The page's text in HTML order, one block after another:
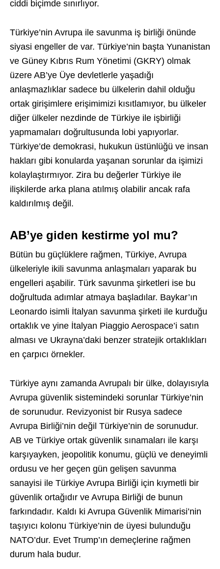
ciddi biçimde sınırlıyor.
Türkiye’nin Avrupa ile savunma iş birliği önünde
siyasi engeller de var. Türkiye’nin başta Yunanistan
ve Güney Kıbrıs Rum Yönetimi (GKRY) olmak
üzere AB’ye Üye devletlerle yaşadığı
anlaşmazlıklar sadece bu ülkelerin dahil olduğu
ortak girişimlere erişimimizi kısıtlamıyor, bu ülkeler
diğer ülkeler nezdinde de Türkiye ile işbirliği
yapmamaları doğrultusunda lobi yapıyorlar.
Türkiye’de demokrasi, hukukun üstünlüğü ve insan
hakları gibi konularda yaşanan sorunlar da işimizi
kolaylaştırmıyor. Zira bu değerler Türkiye ile
ilişkilerde arka plana atılmış olabilir ancak rafa
kaldırılmış değil.
AB’ye giden kestirme yol mu?
Bütün bu güçlüklere rağmen, Türkiye, Avrupa
ülkeleriyle ikili savunma anlaşmaları yaparak bu
engelleri aşabilir. Türk savunma şirketleri ise bu
doğrultuda adımlar atmaya başladılar. Baykar’ın
Leonardo isimli İtalyan savunma şirketi ile kurduğu
ortaklık ve yine İtalyan Piaggio Aerospace’i satın
alması ve Ukrayna’daki benzer stratejik ortaklıkları
en çarpıcı örnekler.
Türkiye aynı zamanda Avrupalı bir ülke, dolayısıyla
Avrupa güvenlik sistemindeki sorunlar Türkiye’nin
de sorunudur. Revizyonist bir Rusya sadece
Avrupa Birliği’nin değil Türkiye’nin de sorunudur.
AB ve Türkiye ortak güvenlik sınamaları ile karşı
karşıyayken, jeopolitik konumu, güçlü ve deneyimli
ordusu ve her geçen gün gelişen savunma
sanayisi ile Türkiye Avrupa Birliği için kıymetli bir
güvenlik ortağıdır ve Avrupa Birliği de bunun
farkındadır. Kaldı ki Avrupa Güvenlik Mimarisi’nin
taşıyıcı kolonu Türkiye’nin de üyesi bulunduğu
NATO’dur. Evet Trump’ın demeçlerine rağmen
durum hala budur.